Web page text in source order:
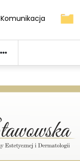
Komunikacja